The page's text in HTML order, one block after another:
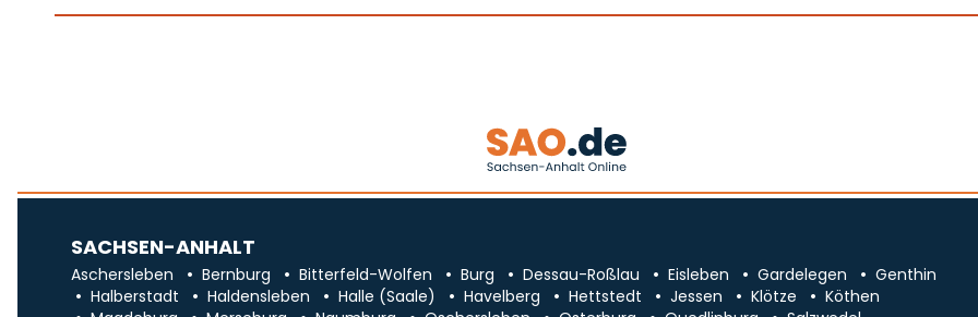
SACHSEN-ANHALT
Aschersleben Bernburg Bitterfeld-Wolfen Burg Dessau-Roßlau Eisleben Gardelegen
Genthin
Halberstadt
Haldensleben Halle (Saale) Havelberg Hettstedt Jessen Klötze
Köthen